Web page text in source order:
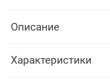
Описание
Характеристики